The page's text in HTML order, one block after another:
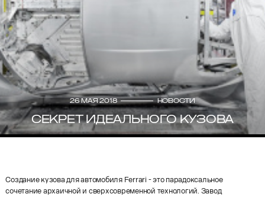
26 мая 2018 Новости
СЕКРЕТ ИДЕАЛЬНОГО КУЗОВА
Создание кузова для автомобиля Ferrari - это парадоксальное
сочетание архаичной и сверхсовременной технологий. Завод